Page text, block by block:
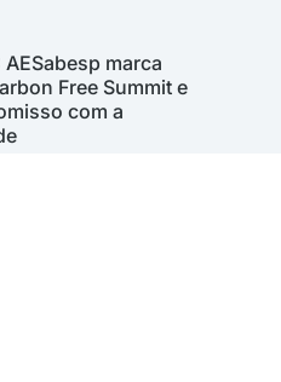
marca
Free Summit e
com a